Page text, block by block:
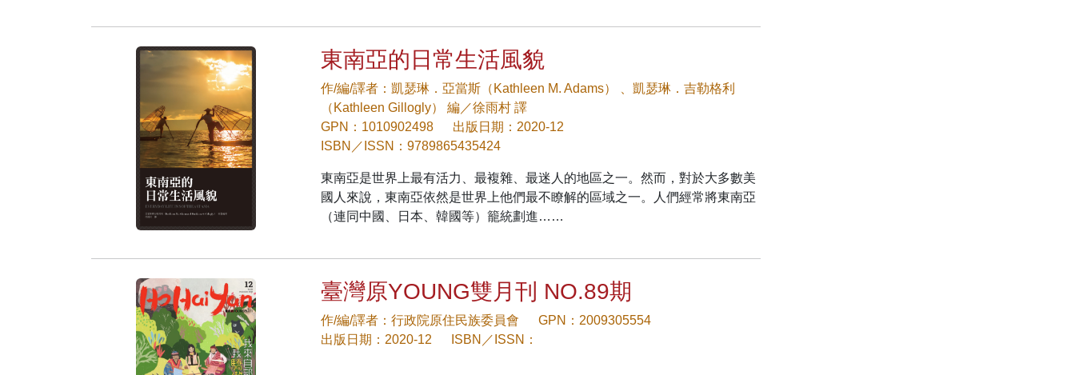
東南亞的日常生活風貌
作/編/譯者：凱瑟琳．亞當斯（Kathleen M. Adams） 、凱瑟琳．吉勒格利
（Kathleen Gillogly） 編／徐雨村 譯
GPN：1010902498
出版日期：2020-12
ISBN／ISSN：9789865435424
東南亞是世界上最有活力、最複雜、最迷人的地區之一。然而，對於大多數美
國人來說，東南亞依然是世界上他們最不瞭解的區域之一。人們經常將東南亞
（連同中國、日本、韓國等）籠統劃進……
臺灣原YOUNG雙月刊 NO.89期
作/編/譯者：行政院原住民族委員會
GPN：2009305554
出版日期：2020-12
ISBN／ISSN：